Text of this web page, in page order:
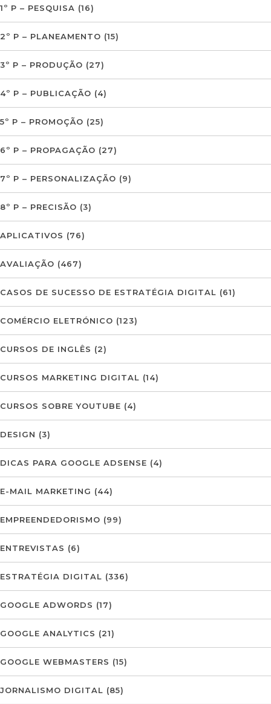
1º P – PESQUISA (16)
2º P – PLANEAMENTO (15)
3º P – PRODUÇÃO (27)
4º P – PUBLICAÇÃO (4)
5º P – PROMOÇÃO (25)
6º P – PROPAGAÇÃO (27)
7º P – PERSONALIZAÇÃO (9)
8º P – PRECISÃO (3)
APLICATIVOS (76)
AVALIAÇÃO (467)
CASOS DE SUCESSO DE ESTRATÉGIA DIGITAL (61)
COMÉRCIO ELETRÓNICO (123)
CURSOS DE INGLÊS (2)
CURSOS MARKETING DIGITAL (14)
CURSOS SOBRE YOUTUBE (4)
DESIGN (3)
DICAS PARA GOOGLE ADSENSE (4)
E-MAIL MARKETING (44)
EMPREENDEDORISMO (99)
ENTREVISTAS (6)
ESTRATÉGIA DIGITAL (336)
GOOGLE ADWORDS (17)
GOOGLE ANALYTICS (21)
GOOGLE WEBMASTERS (15)
JORNALISMO DIGITAL (85)